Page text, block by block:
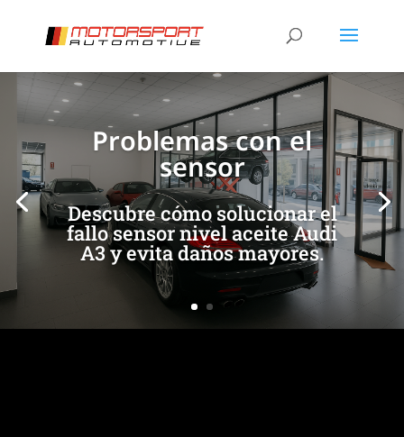
Problemas con el
sensor
Descubre cómo solucionar el
fallo sensor nivel aceite Audi
A3 y evita daños mayores.
[/et_pb_slide][/et_pb_slide]